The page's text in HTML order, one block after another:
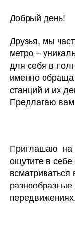
Добрый день!
Друзья, мы
метро –
для себя в
именно
станций и их
Предлагаю вам
Приглашаю на
ощутите в себе
передвижениях.